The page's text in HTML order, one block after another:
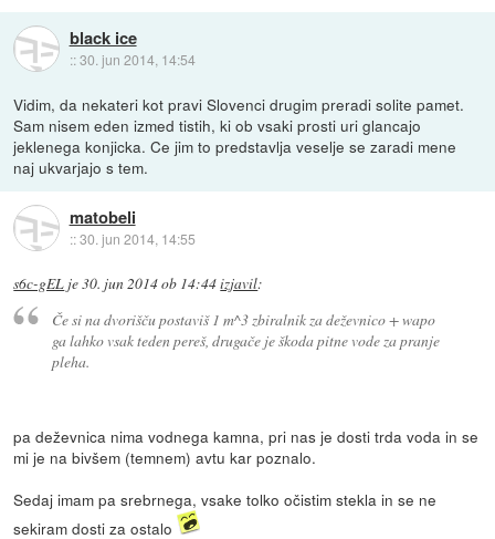
black ice
::30. jun 2014, 14:54
Vidim, da nekateri kot pravi Slovenci drugim preradi solite pamet.
Sam nisem eden izmed tistih, ki ob vsaki prosti uri glancajo
jeklenega konjicka. Ce jim to predstavlja veselje se zaradi mene
naj ukvarjajo s tem.
matobeli
::30. jun 2014, 14:55
s6c-gEL je30. jun 2014 ob 14:44izjavil:
Če si na dvorišču postaviš 1 m^3 zbiralnik za deževnico + wapo
ga lahko vsak teden pereš, drugače je škoda pitne vode za pranje
pleha.
pa deževnica nima vodnega kamna, pri nas je dosti trda voda in se
mi je na bivšem (temnem) avtu kar poznalo.
Sedaj imam pa srebrnega, vsake tolko očistim stekla in se ne
sekiram dosti za ostalo